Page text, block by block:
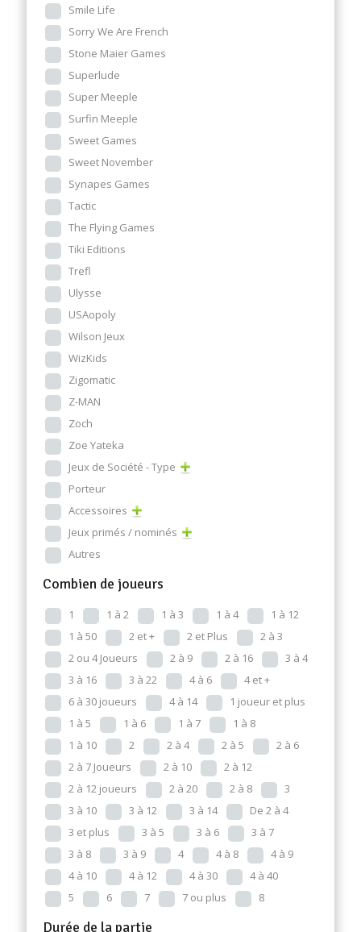
Smile Life
Sorry We Are French
Stone Maier Games
Superlude
Super Meeple
Surfin Meeple
Sweet Games
Sweet November
Synapes Games
Tactic
The Flying Games
Tiki Editions
Trefl
Ulysse
USAopoly
Wilson Jeux
WizKids
Zigomatic
Z-MAN
Zoch
Zoe Yateka
Jeux de Société - Type
Porteur
Accessoires
Jeux primés / nominés
Autres
Combien de joueurs
1 1 à 2 1 à 3 1 à 4
1 à 12
1 à 50
2 et + 2 et Plus
2 à 3
2 ou 4 Joueurs
2 à 9 2 à 16
3 à 4
3 à 16
3 à 22 4 à 6
4 et +
6 à 30 joueurs
4 à 14
1 joueur et plus
1 à 5
1 à 6 1 à 7
1 à 8
1 à 10
2 2 à 4 2 à 5
2 à 6
2 à 7 Joueurs
2 à 10
2 à 12
2 à 12 joueurs
2 à 20 2 à 8
3
3 à 10
3 à 12 3 à 14
De 2 à 4
3 et plus
3 à 5 3 à 6
3 à 7
3 à 8
3 à 9 4 4 à 8
4 à 9
4 à 10
4 à 12 4 à 30
4 à 40
5
6 7 7 ou plus 8
Durée de la partie